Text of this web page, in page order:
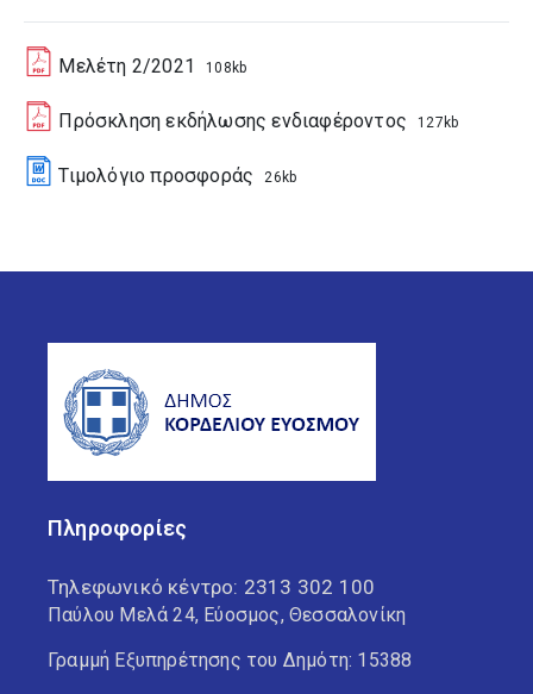
Μελέτη 2/2021 108kb
Πρόσκληση εκδήλωσης ενδιαφέροντος 127kb
Τιμολόγιο προσφοράς 26kb
Πληροφορίες
Τηλεφωνικό κέντρο: 2313 302 100
Παύλου Μελά 24, Εύοσμος, Θεσσαλονίκη
Γραμμή Εξυπηρέτησης του Δημότη: 15388